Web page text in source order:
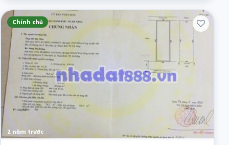
Chính chủ
2 năm trước